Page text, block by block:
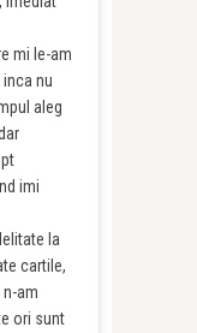
mi le-am
nu
aleg
imi
la
cartile,
am
ori sunt